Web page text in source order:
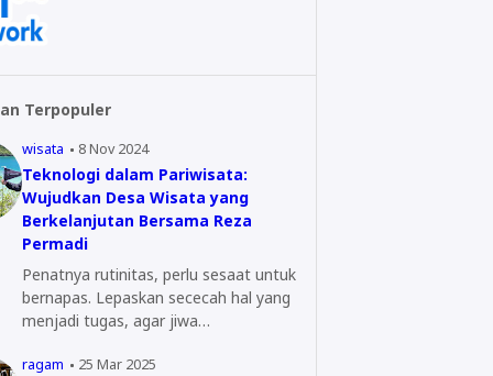
Terpopuler
wisata 8 Nov 2024
Teknologi dalam Pariwisata:
Wujudkan Desa Wisata yang
Berkelanjutan Bersama Reza
Permadi
Penatnya rutinitas, perlu sesaat untuk
bernapas. Lepaskan sececah hal yang
menjadi tugas, agar jiwa…
ragam 25 Mar 2025